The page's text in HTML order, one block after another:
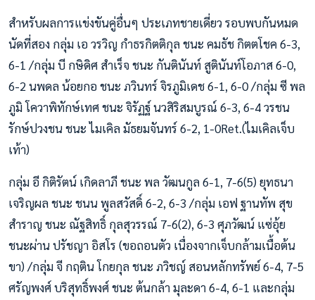
สำหรับผลการแข่งขันคู่อื่นๆ ประเภทชายเดี่ยว รอบพบกันหมด
นัดที่สอง กลุ่ม เอ วรวิญ กำธรกิตติกุล ชนะ คมธัช กิตตโชค 6-3,
6-1 /กลุ่ม บี กษิดิศ สำเร็จ ชนะ กันตินันท์ สูตินันท์โอภาส 6-0,
6-2 นพดล น้อยกอ ชนะ ภวินทร์ จิรภูมิเดช 6-1, 6-0 /กลุ่ม ซี พล
ภูมิ โควาพิทักษ์เทศ ชนะ จิรัฏฐ์ นวสิริสมบูรณ์ 6-3, 6-4 วรชน
รักษ์ปวงชน ชนะ ไมเคิล มัธยมจันทร์ 6-2, 1-0Ret.(ไมเคิลเจ็บ
เท้า)
กลุ่ม อี กิติรัตน์ เกิดลาภี ชนะ พล วัฒนกูล 6-1, 7-6(5) ยุทธนา
เจริญผล ชนะ ชนน พูลสวัสดิ์ 6-2, 6-3 /กลุ่ม เอฟ ฐานทัพ สุข
สำราญ ชนะ ณัฐสิทธิ์ กุลสุวรรณ์ 7-6(2), 6-3 ศุภวัฒน์ แซ่อุ้ย
ชนะผ่าน ปรัชญา อิสโร (ขอถอนตัว เนื่องจากเจ็บกล้ามเนื้อต้น
ขา) /กลุ่ม จี กฤติน โกยกุล ชนะ ภวิชญ์ สอนหลักทรัพย์ 6-4, 7-5
ศรัญพงศ์ บริสุทธิ์พงศ์ ชนะ ต้นกล้า มุละดา 6-4, 6-1 และกลุ่ม